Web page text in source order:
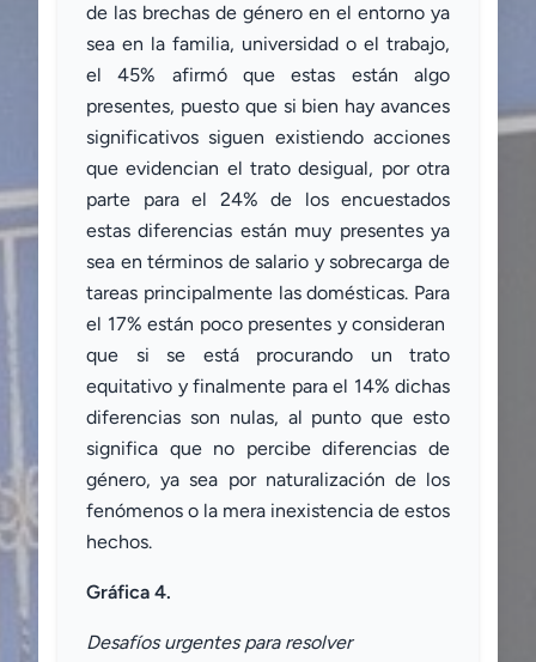
de las brechas de género en el entorno ya
sea en la familia, universidad o el trabajo,
el 45% afirmó que estas están algo
presentes, puesto que si bien hay avances
significativos siguen existiendo acciones
que evidencian el trato desigual, por otra
parte para el 24% de los encuestados
estas diferencias están muy presentes ya
sea en términos de salario y sobrecarga de
tareas principalmente las domésticas. Para
el 17% están poco presentes y consideran
que si se está procurando un trato
equitativo y finalmente para el 14% dichas
diferencias son nulas, al punto que esto
significa que no percibe diferencias de
género, ya sea por naturalización de los
fenómenos o la mera inexistencia de estos
hechos.
Gráfica 4.
Desafíos urgentes para resolver